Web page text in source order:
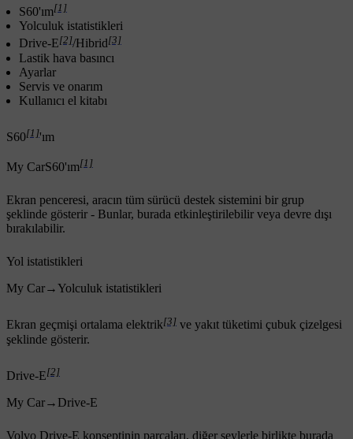
S60'ım[1]
Yolculuk istatistikleri
Drive-E[2]/Hibrid[3]
Lastik hava basıncı
Ayarlar
Servis ve onarım
Kullanıcı el kitabı
S60[1]'ım
My CarS60'ım[1]
Ekran penceresi, aracın tüm sürücü destek sistemini bir grup
şeklinde gösterir - Bunlar, burada etkinleştirilebilir veya devre dışı
bırakılabilir.
Yol istatistikleri
My Car→Yolculuk istatistikleri
Ekran geçmişi ortalama elektrik[3] ve yakıt tüketimi çubuk çizelgesi
şeklinde gösterir.
Drive-E[2]
My Car→ Drive-E
Volvo Drive-E konseptinin parçaları, diğer şeylerle birlikte burada